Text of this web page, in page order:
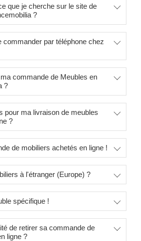
que je cherche sur le site de
?
commander par téléphone chez
commande de Meubles en
?
pour ma livraison de meubles
?
de mobiliers achetés en ligne !
à l'étranger (Europe) ?
spécifique !
de retirer sa commande de
ligne ?